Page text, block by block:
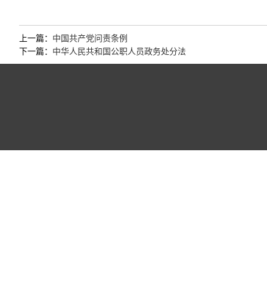
上一篇： 中国共产党问责条例
下一篇： 中华人民共和国公职人员政务处分法